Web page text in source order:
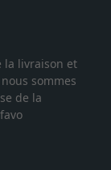
un cadre sur
je suis tombée sur
rendez vous.
dans les